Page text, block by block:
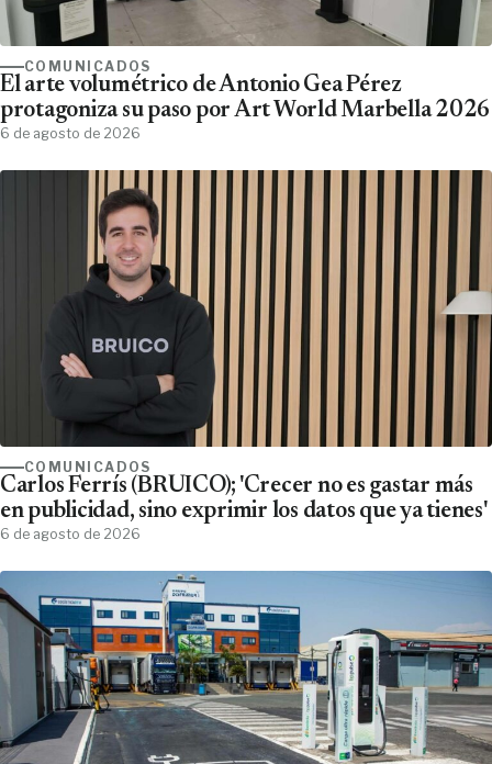
COMUNICADOS
El arte volumétrico de Antonio Gea Pérez
protagoniza su paso por Art World Marbella 2026
6 de agosto de 2026
COMUNICADOS
Carlos Ferrís (BRUICO); 'Crecer no es gastar más
en publicidad, sino exprimir los datos que ya tienes'
6 de agosto de 2026